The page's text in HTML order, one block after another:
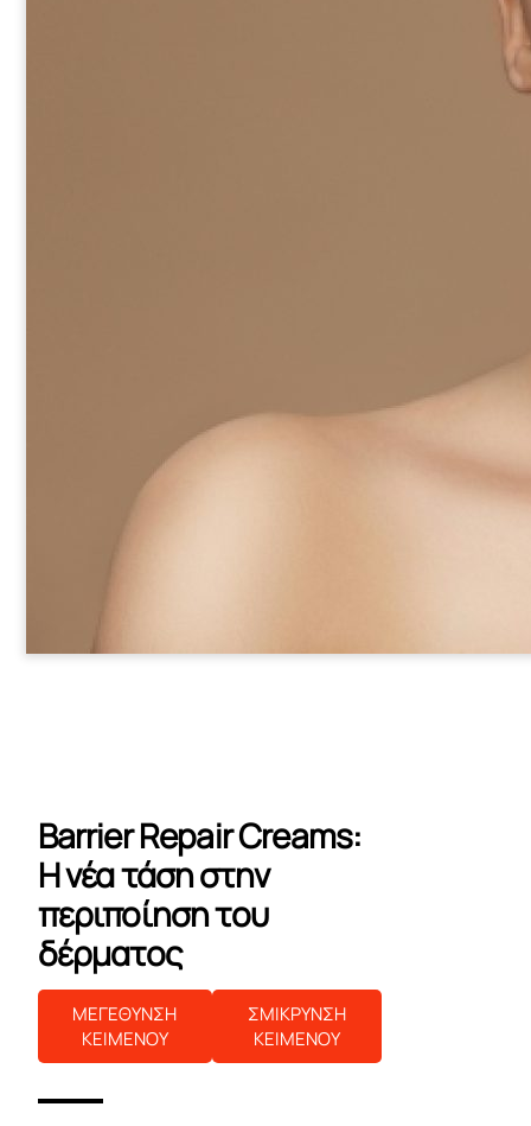
Barrier Repair Creams:
Η νέα τάση στην
περιποίηση του
δέρματος
ΜΕΓΕΘΥΝΣΗ
ΚΕΙΜΕΝΟΥ
ΣΜΙΚΡΥΝΣΗ
ΚΕΙΜΕΝΟΥ